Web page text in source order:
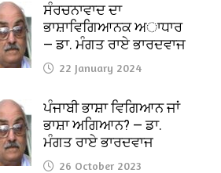
ਸੰਰਚਨਾਵਾਦ ਦਾ
ਭਾਸ਼ਾਵਿਗਿਆਨਕ ਅਾਧਾਰ
— ਡਾ. ਮੰਗਤ ਰਾਏ ਭਾਰਦਵਾਜ
22 January 2024
ਪੰਜਾਬੀ ਭਾਸ਼ਾ ਵਿਗਿਆਨ ਜਾਂ
ਭਾਸ਼ਾ ਅਗਿਆਨ? — ਡਾ.
ਮੰਗਤ ਰਾਏ ਭਾਰਦਵਾਜ
26 October 2023